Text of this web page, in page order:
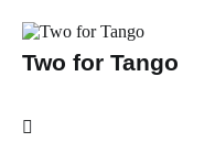
Two for Tango